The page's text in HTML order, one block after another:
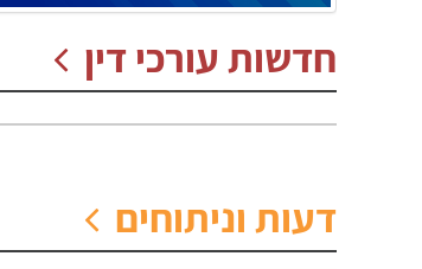
חדשות עורכי דין
דעות וניתוחים